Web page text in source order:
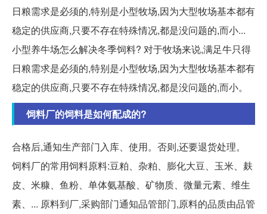
日粮需求是必须的,特别是小型牧场,因为大型牧场基本都有
稳定的供应商,只要不存在特殊情况,都是没问题的,而小...
小型养牛场怎么解决冬季饲料? 对于牧场来说,满足牛只得
日粮需求是必须的,特别是小型牧场,因为大型牧场基本都有
稳定的供应商,只要不存在特殊情况,都是没问题的,而小。
饲料厂的饲料是如何配成的?
合格后,通知生产部门入库、使用。否则,还要退货处理。
饲料厂的常用饲料原料:豆粕、杂粕、膨化大豆、玉米、麸
皮、米糠、鱼粉、单体氨基酸、矿物质、微量元素、维生
素、... 原料到厂,采购部门通知品管部门,原料的品质由品管